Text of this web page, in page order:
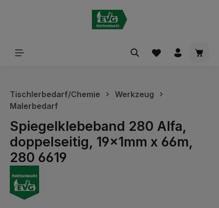
Tischlerbedarf/Chemie
Werkzeug
Malerbedarf
Spiegelklebeband 280 Alfa,
doppelseitig, 19x1mm x 66m,
280 6619